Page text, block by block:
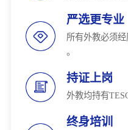
严选更专业
所有外教必须
。
持证上岗
外教均持有
终身培训